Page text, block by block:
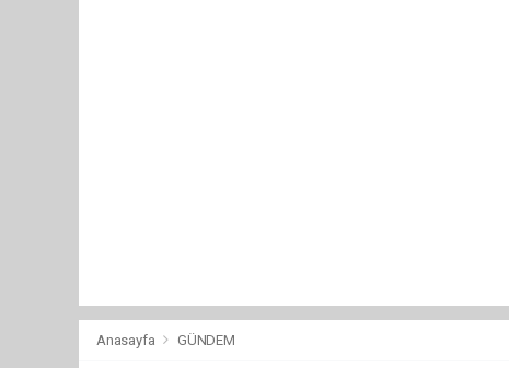
Anasayfa GÜNDEM